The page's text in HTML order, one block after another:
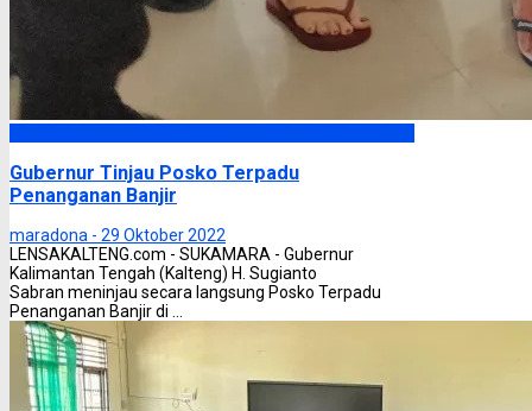
Gubernur Tinjau Posko Terpadu
Penanganan Banjir
maradona - 29 Oktober 2022
LENSAKALTENG.com - SUKAMARA - Gubernur
Kalimantan Tengah (Kalteng) H. Sugianto
Sabran meninjau secara langsung Posko Terpadu
Penanganan Banjir di ...